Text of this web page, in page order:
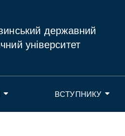
державний
університет
ВСТУПНИКУ